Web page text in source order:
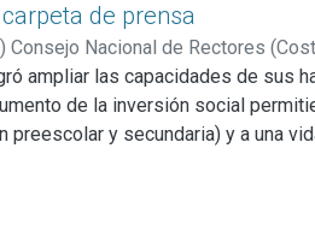
de prensa
) Consejo Nacional de Rectores
ampliar las capacidades de sus
de la inversión social
y secundaria) y a una
en algunos aspectos del acceso
de ingreso entre los grupos